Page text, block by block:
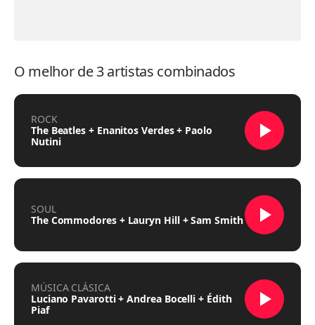
O melhor de 3 artistas combinados
ROCK
The Beatles + Enanitos Verdes + Paolo
Nutini
SOUL
The Commodores + Lauryn Hill + Sam Smith
MÚSICA CLÁSICA
Luciano Pavarotti + Andrea Bocelli + Édith
Piaf